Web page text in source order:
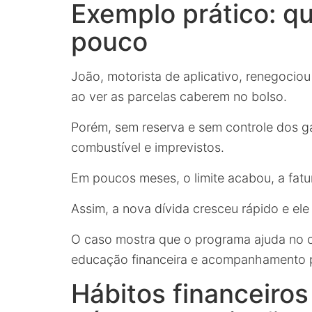
Exemplo prático:
pouco
João, motorista de aplicativo,
ao ver as parcelas caberem no bolso.
Porém, sem reserva e sem controle dos
combustível e imprevistos.
Em poucos meses, o limite acabou, a
Assim, a nova dívida cresceu rápido e
O caso mostra que o programa ajuda
educação financeira e
Hábitos